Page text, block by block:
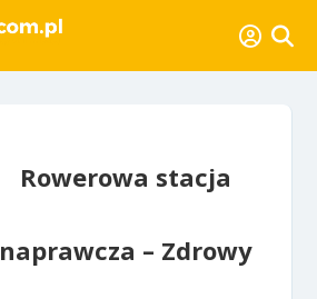
Rowerowa stacja
naprawcza – Zdrowy